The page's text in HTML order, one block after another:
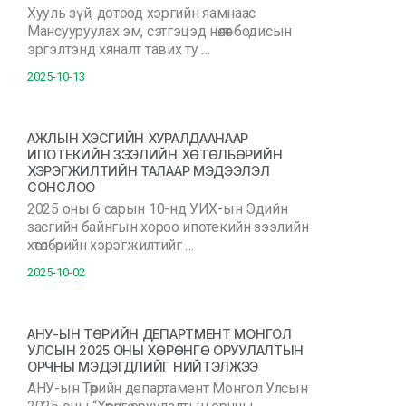
Хууль зүй, дотоод хэргийн яамнаас
Мансууруулах эм, сэтгэцэд нөлөөт бодисын
эргэлтэнд хяналт тавих ту …
2025-10-13
АЖЛЫН ХЭСГИЙН ХУРАЛДААНААР
ИПОТЕКИЙН ЗЭЭЛИЙН ХӨТӨЛБӨРИЙН
ХЭРЭГЖИЛТИЙН ТАЛААР МЭДЭЭЛЭЛ
СОНСЛОО
2025 оны 6 сарын 10-нд УИХ-ын Эдийн
засгийн байнгын хороо ипотекийн зээлийн
хөтөлбөрийн хэрэгжилтийг …
2025-10-02
АНУ-ЫН ТӨРИЙН ДЕПАРТМЕНТ МОНГОЛ
УЛСЫН 2025 ОНЫ ХӨРӨНГӨ ОРУУЛАЛТЫН
ОРЧНЫ МЭДЭГДЛИЙГ НИЙТЭЛЖЭЭ
АНУ-ын Төрийн департамент Монгол Улсын